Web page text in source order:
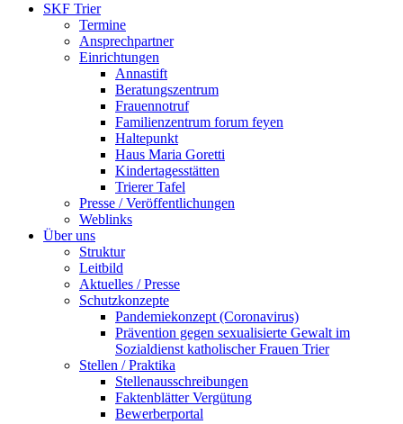
SKF Trier
Termine
Ansprechpartner
Einrichtungen
Annastift
Beratungszentrum
Frauennotruf
Familienzentrum forum feyen
Haltepunkt
Haus Maria Goretti
Kindertagesstätten
Trierer Tafel
Presse / Veröffentlichungen
Weblinks
Über uns
Struktur
Leitbild
Aktuelles / Presse
Schutzkonzepte
Pandemiekonzept (Coronavirus)
Prävention gegen sexualisierte Gewalt im
Sozialdienst katholischer Frauen Trier
Stellen / Praktika
Stellenausschreibungen
Faktenblätter Vergütung
Bewerberportal